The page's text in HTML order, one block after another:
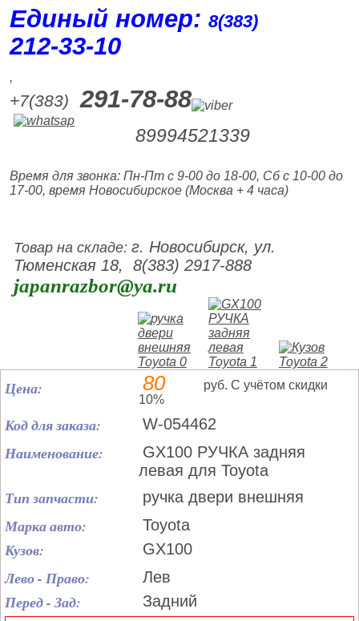
Единый номер:8(383)
212‑33‑10
,
+7(383) 291-78-88
89994521339
Время для звонка: Пн-Пт с 9-00 до 18-00, Сб с 10-00 до
17-00, время Новосибирское (Москва + 4 часа)
Товар на складе:г. Новосибирск, ул.
Тюменская 18, 8(383) 2917-888
japanrazbor@ya.ru
Цена: 80
руб. С учётом скидки
10%
Код для заказа: W-054462
Наименование:
GX100 РУЧКА задняя
левая для Toyota
Тип запчасти: ручка двери внешняя
Марка авто: Toyota
Кузов: GX100
Лево - Право: Лев
Перед - Зад: Задний